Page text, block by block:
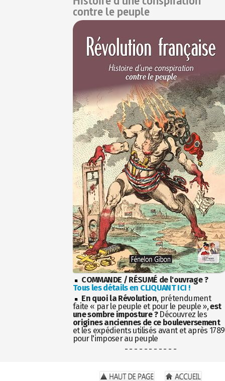
contre le peuple
COMMANDE / RÉSUMÉ de l'ouvrage ?
Tous les détails en CLIQUANT ICI !
En quoi la Révolution, prétendument
faite « par le peuple et pour le peuple »,est
une sombre imposture ?Découvrez les
origines anciennes de ce bouleversement
et les expédients utilisés avant et après 1789
pour l'imposer au peuple
- - - - - - - - - - -